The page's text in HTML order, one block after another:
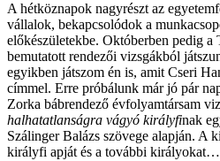
A hétköznapok nagyrészt az
vállalok, bekapcsolódok a
előkészületekbe. Októberben pedig a
bemutatott rendezői vizsgákból
egyikben játszom én is, amit Cseri
címmel. Erre próbálunk már jó pár
Zorka bábrendező évfolyamtársam
halhatatlanságra vágyó királyfinak
Szálinger Balázs szövege alapján. A
királyfi apját és a további királyokat…